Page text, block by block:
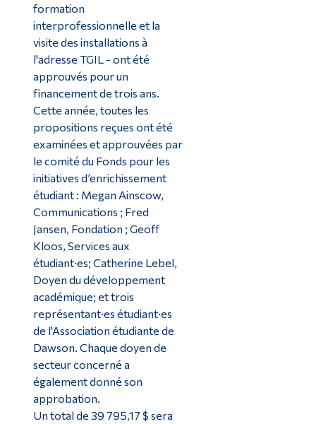
formation
interprofessionnelle et la
visite des installations à
l'adresse TGIL - ont été
approuvés pour un
financement de trois ans.
Cette année, toutes les
propositions reçues ont été
examinées et approuvées par
le comité du Fonds pour les
initiatives d’enrichissement
étudiant : Megan Ainscow,
Communications ; Fred
Jansen, Fondation ; Geoff
Kloos, Services aux
étudiant·es; Catherine Lebel,
Doyen du développement
académique; et trois
représentant·es étudiant·es
de l'Association étudiante de
Dawson. Chaque doyen de
secteur concerné a
également donné son
approbation.
Un total de 39 795,17 $ sera